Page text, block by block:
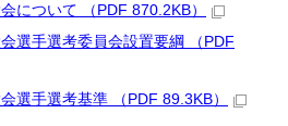
について （PDF 870.2KB）
選手選考委員会設置要綱 （PDF
選手選考基準 （PDF 89.3KB）